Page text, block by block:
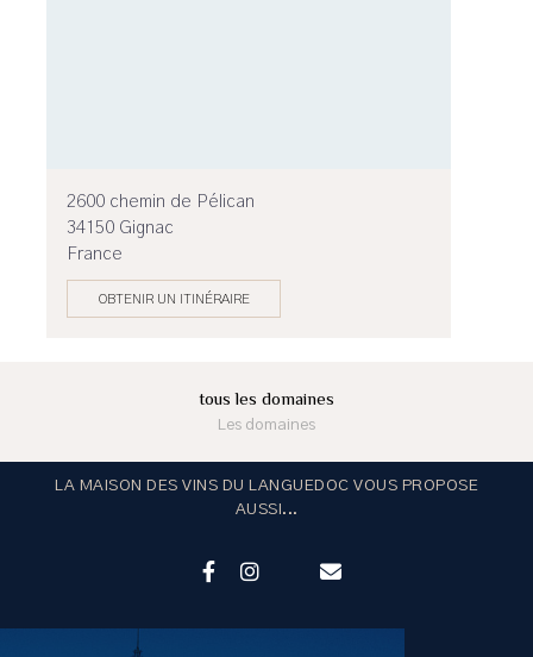
2600 chemin de Pélican
34150 Gignac
France
OBTENIR UN ITINÉRAIRE
tous les domaines
Les domaines
LA MAISON DES VINS DU LANGUEDOC VOUS PROPOSE
AUSSI...